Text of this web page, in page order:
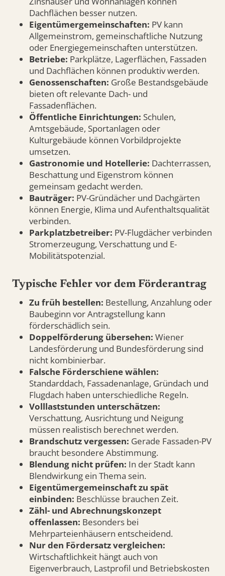
Dachflächen besser nutzen.
Eigentümergemeinschaften: PV kann
Allgemeinstrom, gemeinschaftliche Nutzung
oder Energiegemeinschaften unterstützen.
Betriebe: Parkplätze, Lagerflächen, Fassaden
und Dachflächen können produktiv werden.
Genossenschaften: Große Bestandsgebäude
bieten oft relevante Dach- und
Fassadenflächen.
Öffentliche Einrichtungen: Schulen,
Amtsgebäude, Sportanlagen oder
Kulturgebäude können Vorbildprojekte
umsetzen.
Gastronomie und Hotellerie: Dachterrassen,
Beschattung und Eigenstrom können
gemeinsam gedacht werden.
Bauträger: PV-Gründächer und Dachgärten
können Energie, Klima und Aufenthaltsqualität
verbinden.
Parkplatzbetreiber: PV-Flugdächer verbinden
Stromerzeugung, Verschattung und E-
Mobilitätspotenzial.
Typische Fehler vor dem Förderantrag
Zu früh bestellen: Bestellung, Anzahlung oder
Baubeginn vor Antragstellung kann
förderschädlich sein.
Doppelförderung übersehen: Wiener
Landesförderung und Bundesförderung sind
nicht kombinierbar.
Falsche Förderschiene wählen:
Standarddach, Fassadenanlage, Gründach und
Flugdach haben unterschiedliche Regeln.
Volllaststunden unterschätzen:
Verschattung, Ausrichtung und Neigung
müssen realistisch berechnet werden.
Brandschutz vergessen: Gerade Fassaden-PV
braucht besondere Abstimmung.
Blendung nicht prüfen: In der Stadt kann
Blendwirkung ein Thema sein.
Eigentümergemeinschaft zu spät
einbinden: Beschlüsse brauchen Zeit.
Zähl- und Abrechnungskonzept
offenlassen: Besonders bei
Mehrparteienhäusern entscheidend.
Nur den Fördersatz vergleichen:
Wirtschaftlichkeit hängt auch von
Eigenverbrauch, Lastprofil und Betriebskosten